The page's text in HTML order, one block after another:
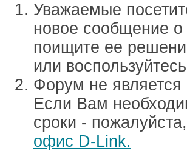
Уважаемые
новое сообщение
поищите ее
или
Форум не является
Если Вам
сроки -
офис D-Link.